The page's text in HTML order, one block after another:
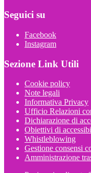
Seguici su
Facebook
Instagram
Sezione Link Utili
Cookie policy
Note legali
Informativa Privacy
Ufficio Relazioni
Dichiarazione di
Obiettivi di
Whistleblowing
Gestione consensi
Amministrazione